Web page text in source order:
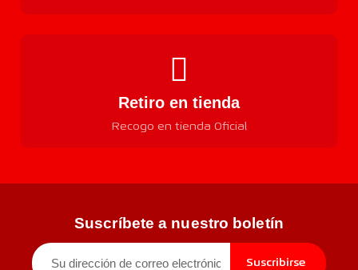
Retiro en tienda
Recogo en tienda Oficial
Suscríbete a nuestro boletín
Suscribirse